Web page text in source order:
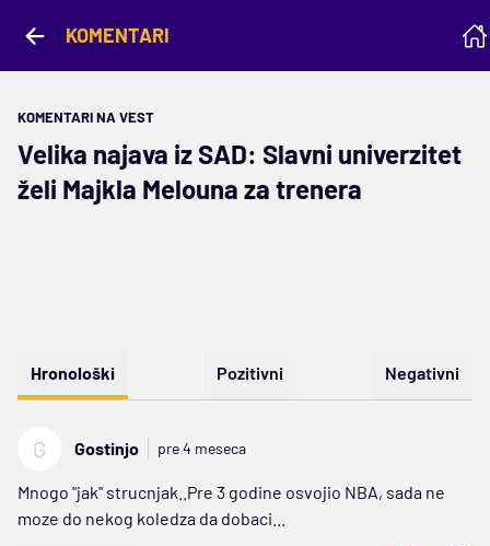
KOMENTARI
KOMENTARI NA VEST
Velika najava iz SAD: Slavni univerzitet
želi Majkla Melouna za trenera
Hronološki Pozitivni Negativni
G Gostinjo pre 4 meseca
Mnogo "jak" strucnjak..Pre 3 godine osvojio NBA, sada ne
moze do nekog koledza da dobaci...